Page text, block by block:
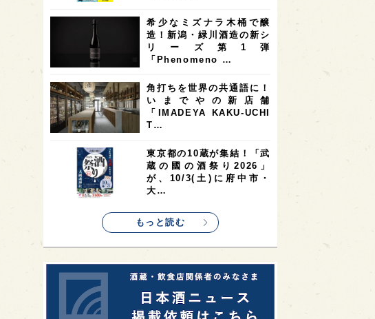
オーストラリア 台湾 2 アジア 2
SAKEの時代を生きる 静岡県 1 長崎県
全蔵めぐり 1 シンガポール 1 カナダ 1
群馬県 1 熊本県 徳島県
イギリス 1 ノルウェー 1 新宿区 1
歌舞伎町 1 1 鳥取県 1
saketimes_image_4
希少なミズナラ木桶で醸
造！新潟・緑川酒造の新シ
リーズ第1弾
「Phenomeno …
角打ちを世界の共通語に！
いまでやの新店舗
「IMADEYA KAKU-UCHI
T…
東京都の10蔵が集結！「武
蔵の國の酒祭り2026」
が、10/3(土)に府中市・
大…
もっと読む